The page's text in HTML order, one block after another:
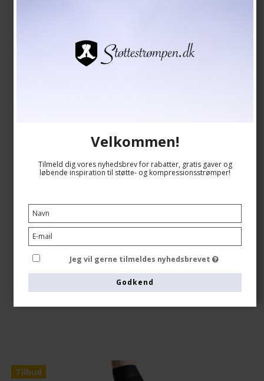
Støttestrømpebukser Microfiber, 140 Denier, Navy
6600-1
229,00 DKK
Tilbud
Velkommen!
Tilmeld dig vores nyhedsbrev for rabatter, gratis gaver og
løbende inspiration til støtte- og kompressionsstrømper!
Jeg vil gerne tilmeldes nyhedsbrevet
Godkend